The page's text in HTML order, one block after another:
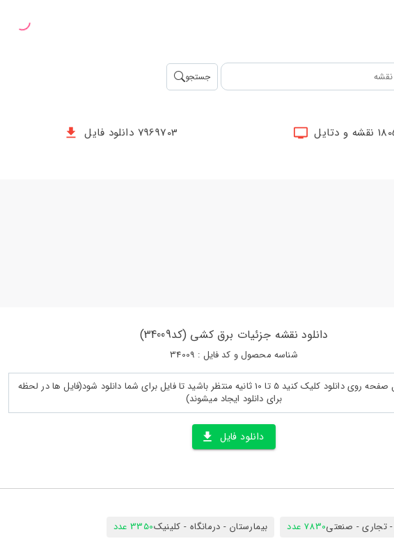
جستجو
و دتایل 7969703 دانلود فایل
دانلود نقشه جزئیات برق کشی (کد34009)
شناسه محصول و کد فایل : 34009
پس از لود کامل صفحه روی دانلود کلیک کنید 5 تا 10 ثانیه منتظر باشید تا فایل برای شما دانلود شود(فایل ها در لحظه
برای دانلود ایجاد میشوند)
دانلود فایل
- تجاری - صنعتی7830 عدد بیمارستان - درمانگاه - کلینیک3350 عدد